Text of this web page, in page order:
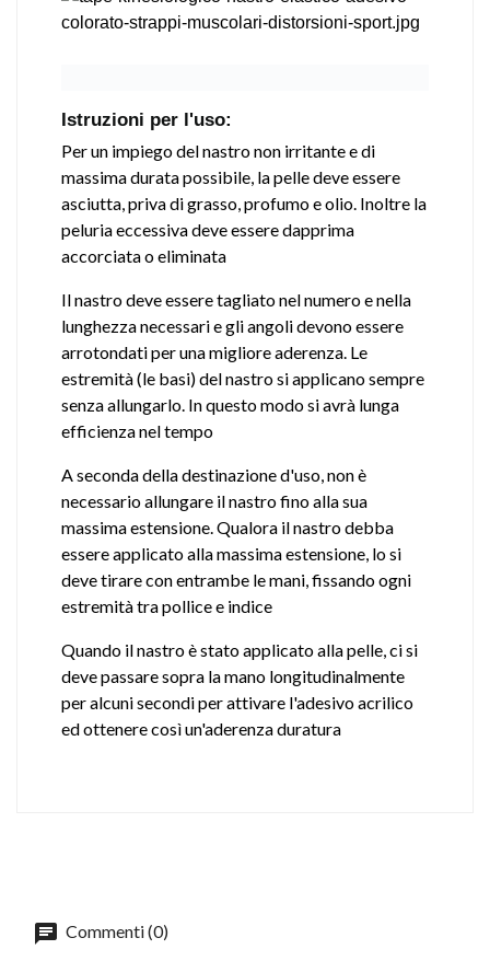
Istruzioni per l'uso:
Per un impiego del nastro non irritante e di
massima durata possibile, la pelle deve essere
asciutta, priva di grasso, profumo e olio. Inoltre la
peluria eccessiva deve essere dapprima
accorciata o eliminata
Il nastro deve essere tagliato nel numero e nella
lunghezza necessari e gli angoli devono essere
arrotondati per una migliore aderenza. Le
estremità (le basi) del nastro si applicano sempre
senza allungarlo. In questo modo si avrà lunga
efficienza nel tempo
A seconda della destinazione d'uso, non è
necessario allungare il nastro fino alla sua
massima estensione. Qualora il nastro debba
essere applicato alla massima estensione, lo si
deve tirare con entrambe le mani, fissando ogni
estremità tra pollice e indice
Quando il nastro è stato applicato alla pelle, ci si
deve passare sopra la mano longitudinalmente
per alcuni secondi per attivare l'adesivo acrilico
ed ottenere così un'aderenza duratura
Commenti (0)